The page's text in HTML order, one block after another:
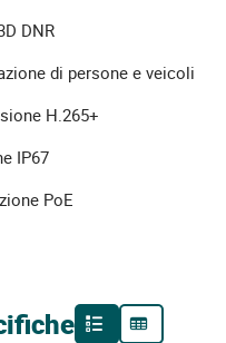
DNR
di persone e veicoli
H.265+
IP67
PoE